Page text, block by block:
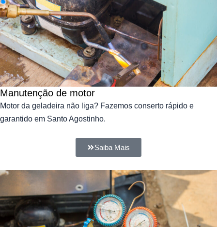
Manutenção de motor
Motor da geladeira não liga? Fazemos conserto rápido e
garantido em Santo Agostinho.
Saiba Mais